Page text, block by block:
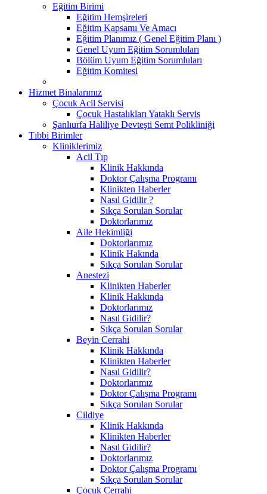
Eğitim Birimi
Eğitim Hemşireleri
Eğitim Kapsamı Ve Amacı
Eğitim Planımız ( Genel Eğitim Planı )
Genel Uyum Eğitim Sorumluları
Bölüm Uyum Eğitim Sorumluları
Eğitim Komitesi
Hizmet Binalarımız
Çocuk Acil Servisi
Çocuk Hastalıkları Yataklı Servis
Şanlıurfa Haliliye Devteşti Semt Polikliniği
Tıbbi Birimler
Kliniklerimiz
Acil Tıp
Klinik Hakkında
Doktor Çalışma Programı
Klinikten Haberler
Nasıl Gidilir ?
Sıkça Sorulan Sorular
Doktorlarımız
Aile Hekimliği
Doktorlarımız
Klinik Hakında
Sıkça Sorulan Sorular
Anestezi
Klinikten Haberler
Klinik Hakkında
Doktorlarımız
Nasıl Gidilir?
Sıkça Sorulan Sorular
Beyin Cerrahi
Klinik Hakkında
Klinikten Haberler
Nasıl Gidilir?
Doktorlarımız
Doktor Çalışma Programı
Sıkça Sorulan Sorular
Cildiye
Klinik Hakkında
Klinikten Haberler
Nasıl Gidilir?
Doktorlarımız
Doktor Çalışma Programı
Sıkça Sorulan Sorular
Çocuk Cerrahi